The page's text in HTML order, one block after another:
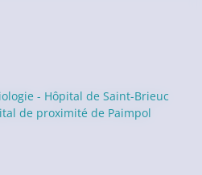
- Hôpital de Saint-Brieuc
de proximité de Paimpol